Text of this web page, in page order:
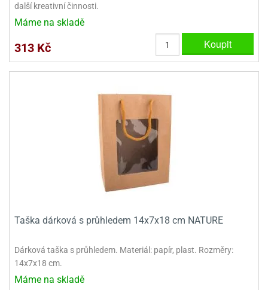
další kreativní činnosti.
Máme na skladě
313 Kč Koupit
Taška dárková s průhledem 14x7x18 cm NATURE
Dárková taška s průhledem. Materiál: papír, plast. Rozměry:
14x7x18 cm.
Máme na skladě